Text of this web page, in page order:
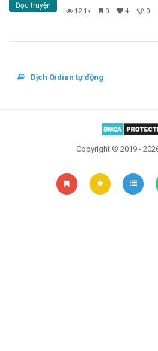
Đọc truyện
12.1k 0 4 0
Dịch Qidian tự động
Copyright © 2019 -
Truyện đang đọc
Đóng